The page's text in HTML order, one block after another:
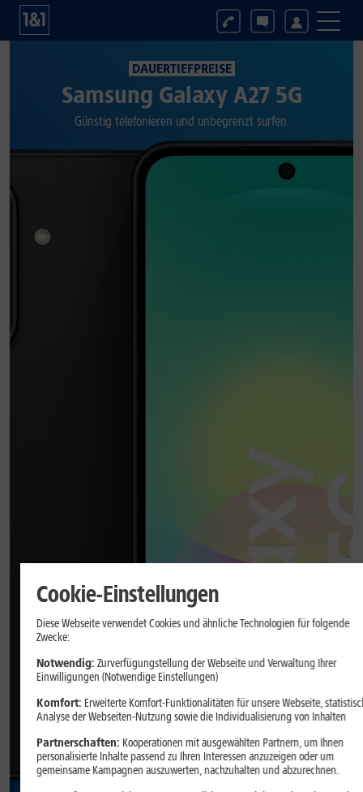
DAUERTIEFPREISE
Samsung Galaxy A27 5G
Günstig telefonieren und unbegrenzt surfen.
Cookie-Einstellungen
Diese Webseite verwendet Cookies und ähnliche Technologien für folgende
Zwecke:
Notwendig: Zurverfügungstellung der Webseite und Verwaltung Ihrer
Einwilligungen (Notwendige Einstellungen)
Komfort: Erweiterte Komfort-Funktionalitäten für unsere Webseite,
Analyse der Webseiten-Nutzung sowie die Individualisierung von Inhalten
Partnerschaften: Kooperationen mit ausgewählten Partnern, um Ihnen
personalisierte Inhalte passend zu Ihren Interessen anzuzeigen oder um
gemeinsame Kampagnen auszuwerten, nachzuhalten und abzurechnen.